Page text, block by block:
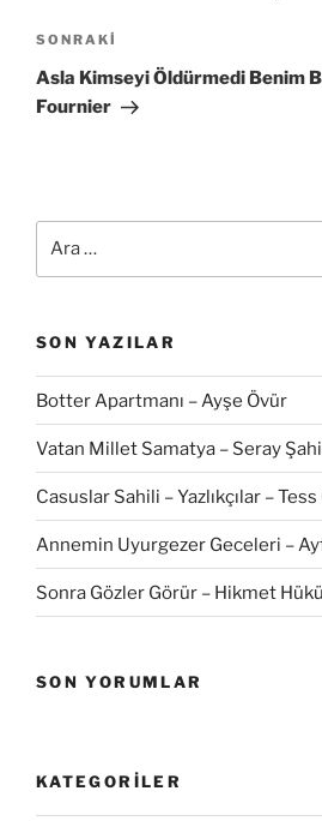
Sonraki
Yazı
SONRAKI
Asla Kimseyi Öldürmedi Benim
Fournier
SON YAZILAR
Botter Apartmanı – Ayşe Övür
Vatan Millet Samatya – Seray
Casuslar Sahili – Yazlıkçılar –
Annemin Uyurgezer Geceleri –
Sonra Gözler Görür – Hikmet
SON YORUMLAR
KATEGORILER